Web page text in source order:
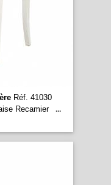
Réf. 41030
Recamier
...